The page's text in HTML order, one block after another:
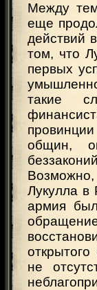
Между
еще
действий
том, что
первых
такие
общин,
Лукулла
армия
не